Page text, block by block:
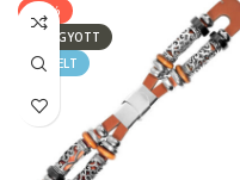
-25%
ELFOGYOTT
KIEMELT